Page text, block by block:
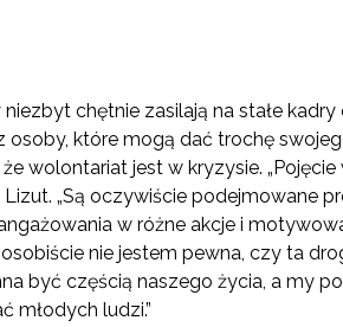
chętnie zasilają na stałe
osoby, które mogą dać trochę
wolontariat jest w kryzysie.
„Są oczywiście podejmowane
w różne akcje i
nie jestem pewna, czy ta
być częścią naszego życia, a my
młodych ludzi.”